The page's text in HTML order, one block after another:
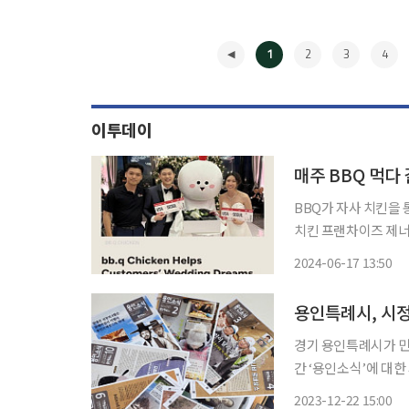
1 2 3 4
이투데이
매주 BBQ 먹다
BBQ가 자사 치킨을
치킨 프랜차이즈 제
2024-06-17 13:50
용인특례시, 시
경기 용인특례시가
간 ‘용인소식’에 대한 시민
2023-12-22 15:00